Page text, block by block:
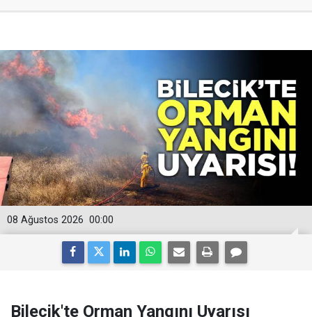
00:00
08 Ağustos 2026
Bilecik'te Orman Yangını Uyarısı